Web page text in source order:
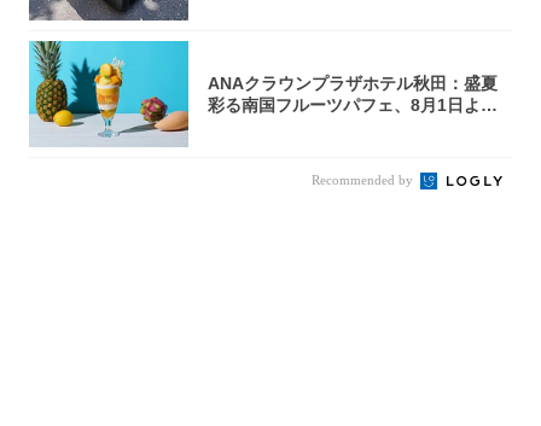
ANAクラウンプラザホテル秋田：盛夏
彩る南国フルーツパフェ、8月1日より1
Recommended by